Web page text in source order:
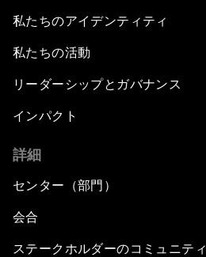
私たちのアイデンティティ
私たちの活動
リーダーシップとガバナンス
インパクト
詳細
センター（部門）
会合
ステークホルダーのコミュニティ